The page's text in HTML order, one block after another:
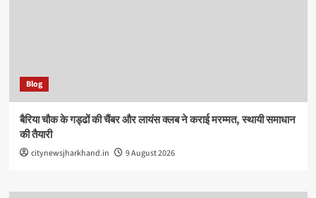
Blog
बैरिया चौक के गड्ढों की चैंबर और लायंस क्लब ने कराई मरम्मत, स्थायी समाधान
की तैयारी
citynewsjharkhand.in 9 August 2026